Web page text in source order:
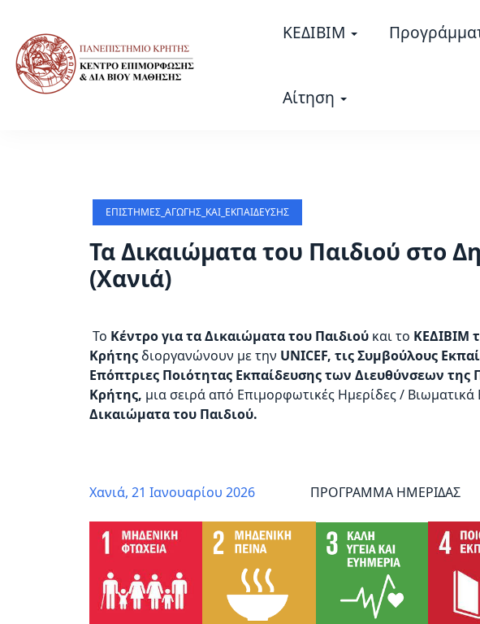
ιστότοπος
περιλαμβάνει
ΚΕΔΙΒΙΜ
Αίτηση
ΕΠΙΣΤΉΜΕΣ_ΑΓΩΓΉΣ_ΚΑΙ_ΕΚΠΑΊΔΕΥΣΗΣ
Τα Δικαιώματα του Παιδιού στο
(Χανιά)
Το Κέντρο για τα Δικαιώματα του Παιδιού και το ΚΕΔΙΒΙΜ
Κρήτηςδιοργανώνουν με την UNICEF, τις Συμβούλους
Επόπτριες Ποιότητας Εκπαίδευσης των Διευθύνσεων
Κρήτης, μια σειρά από Επιμορφωτικές Ημερίδες / Βιωματικά
Δικαιώματα του Παιδιού.
Χανιά, 21 Ιανουαρίου 2026 ΠΡΟΓΡΑΜΜΑ ΗΜΕΡΙΔΑΣ